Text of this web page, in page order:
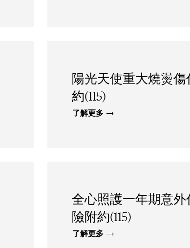
陽光天使重大燒燙
約(115)
了解更多
全心照護一年期意外
險附約(115)
了解更多